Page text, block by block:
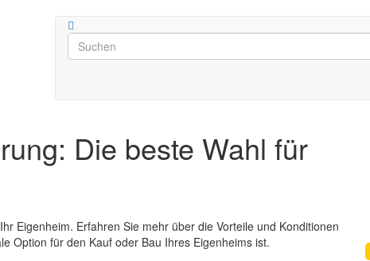
Die beste Wahl für
Eigenheim. Erfahren Sie mehr über die Vorteile und Konditionen
Option für den Kauf oder Bau Ihres Eigenheims ist.